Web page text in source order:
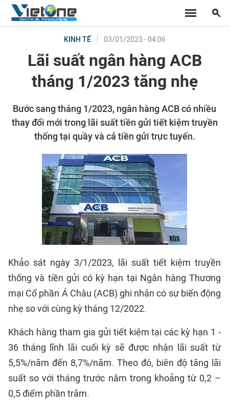
KINH TẾ 03/01/2023 - 04:06
Lãi suất ngân hàng ACB
tháng 1/2023 tăng nhẹ
Bước sang tháng 1/2023, ngân hàng ACB có nhiều
thay đổi mới trong lãi suất tiền gửi tiết kiệm truyền
thống tại quầy và cả tiền gửi trực tuyến.
Khảo sát ngày 3/1/2023, lãi suất tiết kiệm truyền
thống và tiền gửi có kỳ hạn tại Ngân hàng Thương
mại Cổ phần Á Châu (ACB) ghi nhận có sự biến động
nhẹ so với cùng kỳ tháng 12/2022.
Khách hàng tham gia gửi tiết kiệm tại các kỳ hạn 1 -
36 tháng lĩnh lãi cuối kỳ sẽ được nhận lãi suất từ
5,5%/năm đến 8,7%/năm. Theo đó, biên độ tăng lãi
suất so với tháng trước nằm trong khoảng từ 0,2 –
0,5 điểm phần trăm.